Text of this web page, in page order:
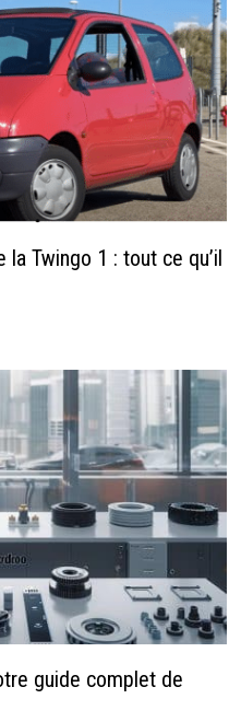
Twingo 1 : tout ce qu’il
guide complet de